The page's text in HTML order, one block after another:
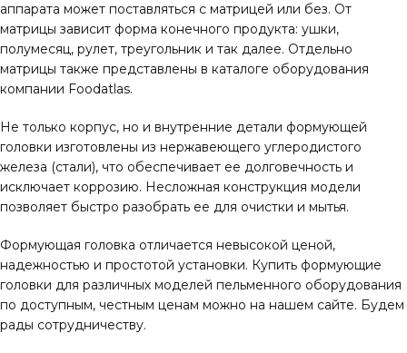
аппарата может поставляться с матрицей или без. От
матрицы зависит форма конечного продукта: ушки,
полумесяц, рулет, треугольник и так далее. Отдельно
матрицы также представлены в каталоге оборудования
компании Foodatlas.
Не только корпус, но и внутренние детали формующей
головки изготовлены из нержавеющего углеродистого
железа (стали), что обеспечивает ее долговечность и
исключает коррозию. Несложная конструкция модели
позволяет быстро разобрать ее для очистки и мытья.
Формующая головка отличается невысокой ценой,
надежностью и простотой установки. Купить формующие
головки для различных моделей пельменного оборудования
по доступным, честным ценам можно на нашем сайте. Будем
рады сотрудничеству.